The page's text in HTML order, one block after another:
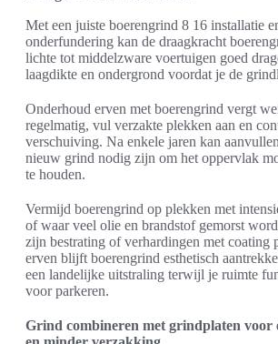
Met een juiste boerengrind 8 16 installatie
onderfundering kan de draagkracht
lichte tot middelzware voertuigen goed
laagdikte en ondergrond voordat je de
Onderhoud erven met boerengrind vergt
regelmatig, vul verzakte plekken aan en
verschuiving. Na enkele jaren kan
nieuw grind nodig zijn om het oppervlak
te houden.
Vermijd boerengrind op plekken met
of waar veel olie en brandstof gemorst
zijn bestrating of verhardingen met coating
erven blijft boerengrind esthetisch
een landelijke uitstraling terwijl je ruimte
voor parkeren.
Grind combineren met grindplaten voor